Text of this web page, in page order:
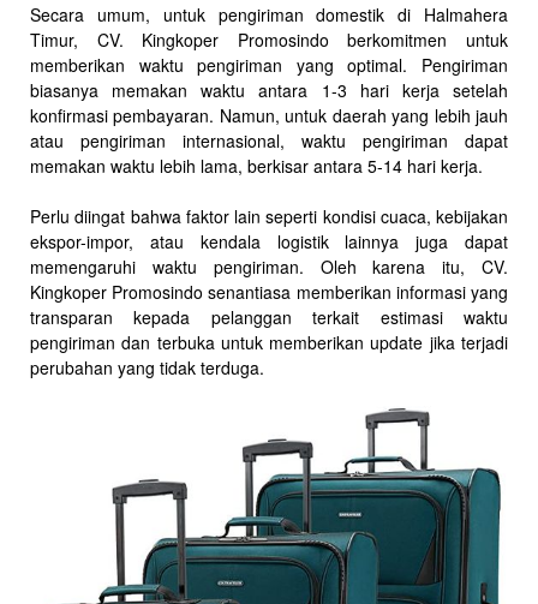
Secara umum, untuk pengiriman domestik di Halmahera
Timur, CV. Kingkoper Promosindo berkomitmen untuk
memberikan waktu pengiriman yang optimal. Pengiriman
biasanya memakan waktu antara 1-3 hari kerja setelah
konfirmasi pembayaran. Namun, untuk daerah yang lebih jauh
atau pengiriman internasional, waktu pengiriman dapat
memakan waktu lebih lama, berkisar antara 5-14 hari kerja.
Perlu diingat bahwa faktor lain seperti kondisi cuaca, kebijakan
ekspor-impor, atau kendala logistik lainnya juga dapat
memengaruhi waktu pengiriman. Oleh karena itu, CV.
Kingkoper Promosindo senantiasa memberikan informasi yang
transparan kepada pelanggan terkait estimasi waktu
pengiriman dan terbuka untuk memberikan update jika terjadi
perubahan yang tidak terduga.